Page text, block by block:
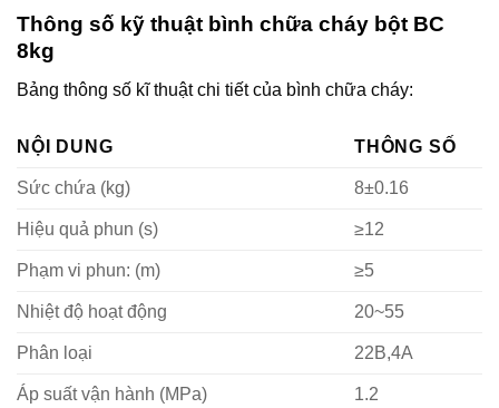
Thông số kỹ thuật bình chữa cháy bột BC
8kg
Bảng thông số kĩ thuật chi tiết của bình chữa cháy:
NỘI DUNG THÔNG SỐ
Sức chứa (kg) 8±0.16
Hiệu quả phun (s) ≥12
Phạm vi phun: (m) ≥5
Nhiệt độ hoạt động 20~55
Phân loại 22B,4A
Áp suất vận hành (MPa) 1.2